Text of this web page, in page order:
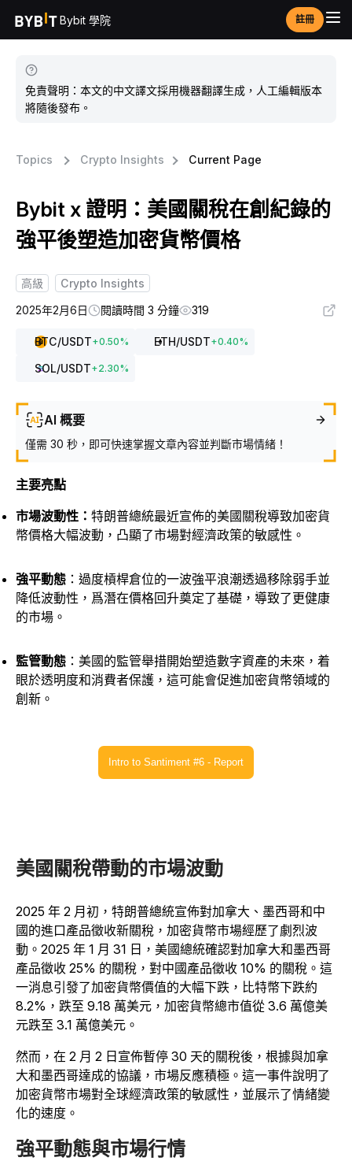
Bybit 學院 註冊
免責聲明：本文的中文譯文採用機器翻譯生成，人工編輯版本
將隨後發布。
Topics Crypto Insights Current Page
Bybit x 證明：美國關稅在創紀錄的
強平後塑造加密貨幣價格
高級
Crypto Insights
2025年2月6日
閱讀時間 3 分鐘 319
BTC/USDT+0.50% ETH/USDT+0.40%
SOL/USDT+2.30%
AI 概要
僅需 30 秒，即可快速掌握文章內容並判斷市場情緒！
主要亮點
市場波動性： 特朗普總統最近宣佈的美國關稅導致加密貨
幣價格大幅波動，凸顯了市場對經濟政策的敏感性。
強平動態 ：過度槓桿倉位的一波強平浪潮透過移除弱手並
降低波動性，爲潛在價格回升奠定了基礎，導致了更健康
的市場。
監管動態 ：美國的監管舉措開始塑造數字資產的未來，着
眼於透明度和消費者保護，這可能會促進加密貨幣領域的
創新。
Intro to Santiment #6 - Report
美國關稅帶動的市場波動
2025 年 2 月初，特朗普總統宣佈對加拿大、墨西哥和中
國的進口產品徵收新關稅，加密貨幣市場經歷了劇烈波
動。2025 年 1 月 31 日，美國總統確認對加拿大和墨西哥
產品徵收 25% 的關稅，對中國產品徵收 10% 的關稅。這
一消息引發了加密貨幣價值的大幅下跌，比特幣下跌約
8.2%，跌至 9.18 萬美元，加密貨幣總市值從 3.6 萬億美
元跌至 3.1 萬億美元。
然而，在 2 月 2 日宣佈暫停 30 天的關稅後，根據與加拿
大和墨西哥達成的協議，市場反應積極。這一事件說明了
加密貨幣市場對全球經濟政策的敏感性，並展示了情緒變
化的速度。
強平動態與市場行情